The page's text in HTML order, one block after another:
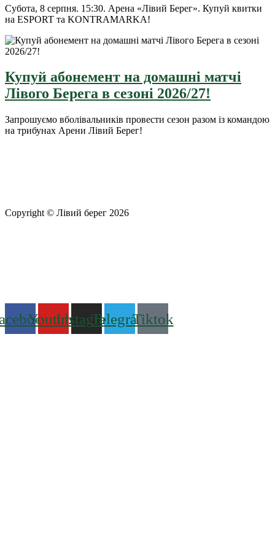
Субота, 8 серпня. 15:30. Арена «Лівий Берег». Купуй квитки
на ESPORT та KONTRAMARKA!
Купуй абонемент на домашні матчі
Лівого Берега в сезоні 2026/27!
Запрошуємо вболівальників провести сезон разом із командою
на трибунах Арени Лівий Берег!
Copyright © Лівий берег 2026
YoutubeInstagramTelegramTiktok